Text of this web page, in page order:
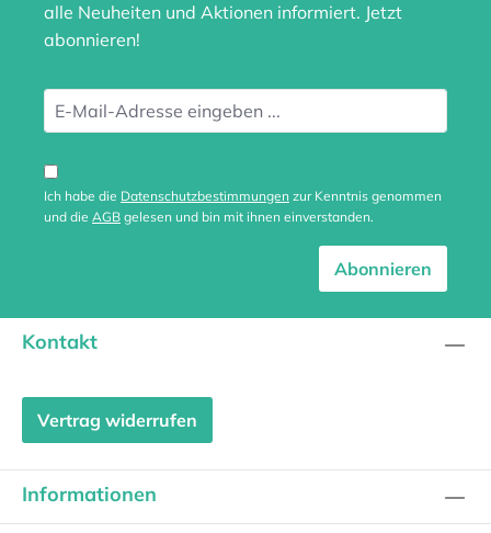
alle Neuheiten und Aktionen informiert. Jetzt
abonnieren!
Ich habe die Datenschutzbestimmungen zur Kenntnis genommen
und die AGB gelesen und bin mit ihnen einverstanden.
Abonnieren
Kontakt
Vertrag widerrufen
Informationen